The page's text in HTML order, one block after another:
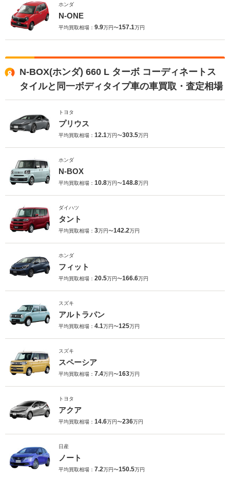
ホンダ
N-ONE
平均買取相場： 9.9万円〜157.1万円
N-BOX(ホンダ) 660 L ターボ コーディネートス
タイルと同一ボディタイプ車の車買取・査定相場
トヨタ
プリウス
平均買取相場： 12.1万円〜303.5万円
ホンダ
N-BOX
平均買取相場： 10.8万円〜148.8万円
ダイハツ
タント
平均買取相場： 3万円〜142.2万円
ホンダ
フィット
平均買取相場： 20.5万円〜166.6万円
スズキ
アルトラパン
平均買取相場： 4.1万円〜125万円
スズキ
スペーシア
平均買取相場： 7.4万円〜163万円
トヨタ
アクア
平均買取相場： 14.6万円〜236万円
日産
ノート
平均買取相場： 7.2万円〜150.5万円